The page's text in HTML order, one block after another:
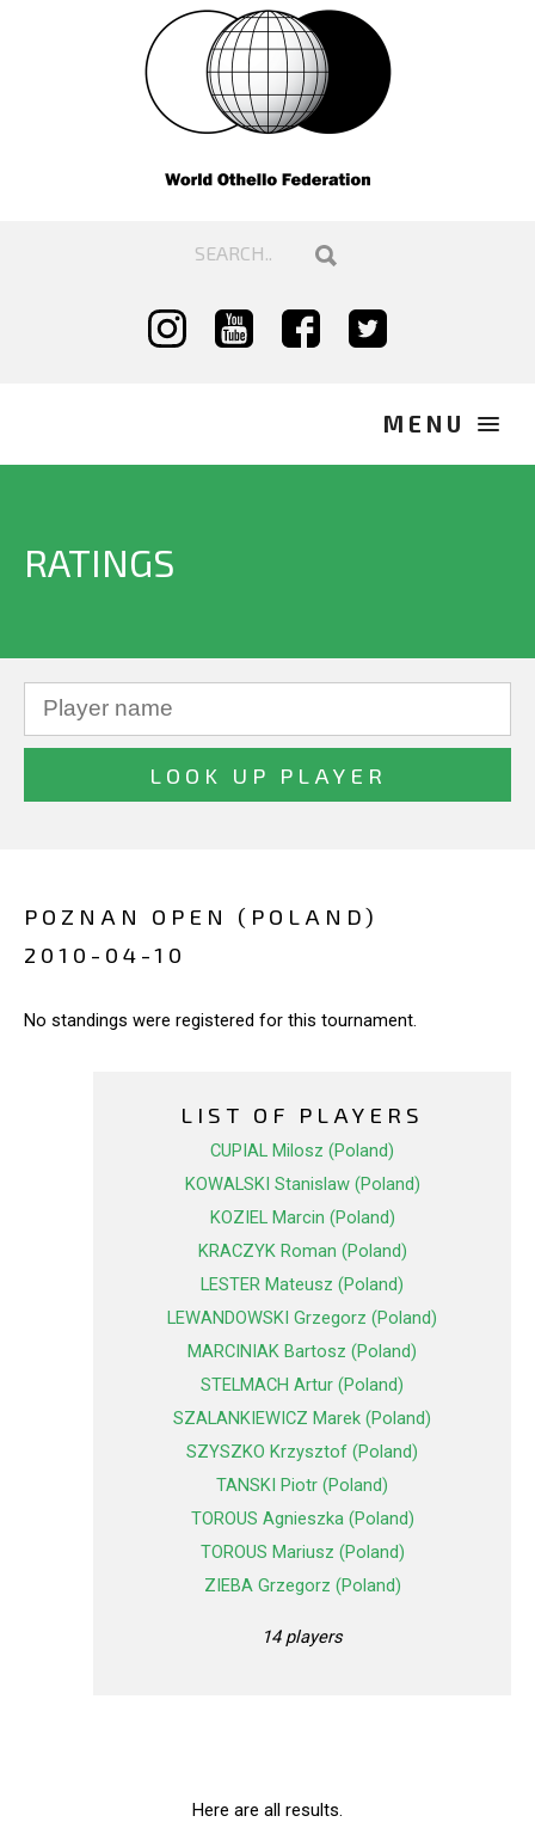
RATINGS
POZNAN OPEN (POLAND)
2010-04-10
No standings were registered for this tournament.
LIST OF PLAYERS
CUPIAL Milosz (Poland)
KOWALSKI Stanislaw (Poland)
KOZIEL Marcin (Poland)
KRACZYK Roman (Poland)
LESTER Mateusz (Poland)
LEWANDOWSKI Grzegorz (Poland)
MARCINIAK Bartosz (Poland)
STELMACH Artur (Poland)
SZALANKIEWICZ Marek (Poland)
SZYSZKO Krzysztof (Poland)
TANSKI Piotr (Poland)
TOROUS Agnieszka (Poland)
TOROUS Mariusz (Poland)
ZIEBA Grzegorz (Poland)
14 players
Here are all results.